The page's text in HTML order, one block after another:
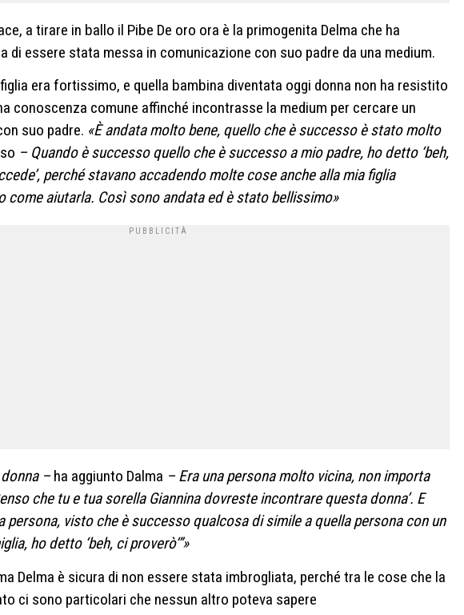
a tirare in ballo il Pibe De oro ora è la primogenita Delma che ha
di essere stata messa in comunicazione con suo padre da una medium.
era fortissimo, e quella bambina diventata oggi donna non ha resistito
conoscenza comune affinché incontrasse la medium per cercare un
suo padre. «È andata molto bene, quello che è successo è stato molto
– Quando è successo quello che è successo a mio padre, ho detto ‘beh,
perché stavano accadendo molte cose anche alla mia figlia
come aiutarla. Così sono andata ed è stato bellissimo»
–ha aggiunto Dalma – Era una persona molto vicina, non importa
che tu e tua sorella Giannina dovreste incontrare questa donna’. E
persona, visto che è successo qualcosa di simile a quella persona con un
ho detto ‘beh, ci proverò‘”»
Delma è sicura di non essere stata imbrogliata, perché tra le cose che la
ci sono particolari che nessun altro poteva sapere